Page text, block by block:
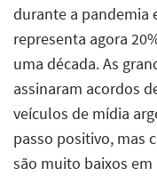
durante a pandemia
representa agora
uma década. As
assinaram acordos
veículos de mídia
passo positivo, mas
são muito baixos